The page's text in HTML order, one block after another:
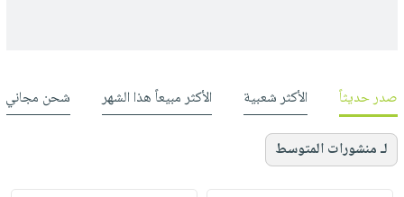
صدر حديثاً الأكثر شعبية الأكثر مبيعاً هذا الشهر شحن مجاني
لـ منشورات المتوسط